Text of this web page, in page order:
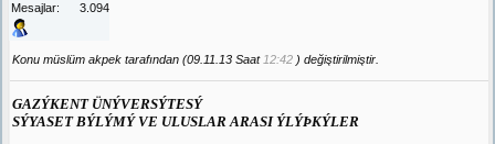
Mesajlar
3.094
Konu müslüm akpek tarafından (09.11.13 Saat 12:42 ) değiştirilmiştir.
GAZÝKENT ÜNÝVERSÝTESÝ
SÝYASET BÝLÝMÝ VE ULUSLAR ARASI ÝLÝÞKÝLER